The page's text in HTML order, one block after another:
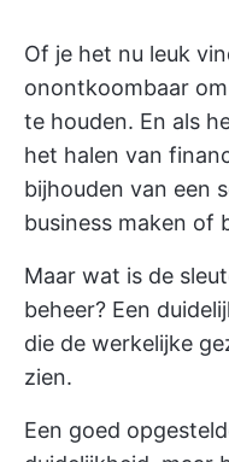
Of je het nu leuk
onontkoombaar
te houden. En als
het halen van
bijhouden van een
business maken of
Maar wat is de
beheer? Een
die de werkelijke
zien.
Een goed